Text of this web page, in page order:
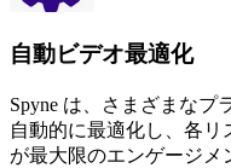
自動ビデオ最適化
Spyne は、さまざまなプ
自動的に最適化し、各
が最大限のエンゲージメ